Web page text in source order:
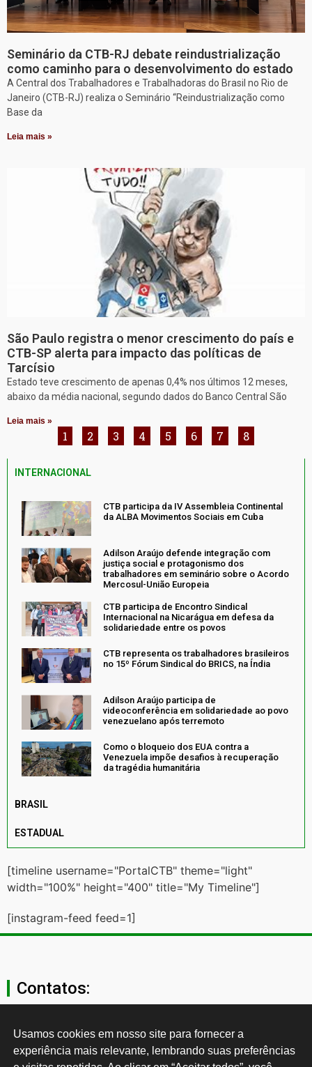
Seminário da CTB-RJ debate reindustrialização
como caminho para o desenvolvimento do estado
A Central dos Trabalhadores e Trabalhadoras do Brasil no Rio de
Janeiro (CTB-RJ) realiza o Seminário “Reindustrialização como
Base da
Leia mais »
São Paulo registra o menor crescimento do país e
CTB-SP alerta para impacto das políticas de
Tarcísio
Estado teve crescimento de apenas 0,4% nos últimos 12 meses,
abaixo da média nacional, segundo dados do Banco Central São
Leia mais »
1 2 3 4 5 6 7 8
INTERNACIONAL
CTB participa da IV Assembleia Continental
da ALBA Movimentos Sociais em Cuba
Adilson Araújo defende integração com
justiça social e protagonismo dos
trabalhadores em seminário sobre o Acordo
Mercosul-União Europeia
CTB participa de Encontro Sindical
Internacional na Nicarágua em defesa da
solidariedade entre os povos
CTB representa os trabalhadores brasileiros
no 15º Fórum Sindical do BRICS, na Índia
Adilson Araújo participa de
videoconferência em solidariedade ao povo
venezuelano após terremoto
Como o bloqueio dos EUA contra a
Venezuela impõe desafios à recuperação
da tragédia humanitária
BRASIL
ESTADUAL
[timeline username="PortalCTB" theme="light"
width="100%" height="400" title="My Timeline"]
[instagram-feed feed=1]
Contatos:
secgeral@ctb.org.br
11 3874-0040
Usamos cookies em nosso site para fornecer a
experiência mais relevante, lembrando suas preferências